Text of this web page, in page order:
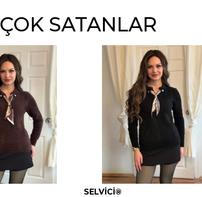
ÇOK SATANLAR
SELVİCİ®